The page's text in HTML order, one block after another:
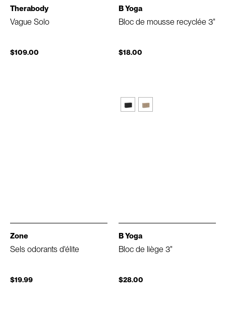
Therabody
Vague Solo
$109.00
B Yoga
Bloc de mousse recyclée 3"
$18.00
Zone
Sels odorants d'élite
$19.99
B Yoga
Bloc de liège 3"
$28.00